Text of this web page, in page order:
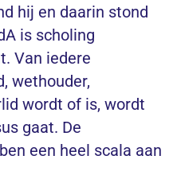
hij en daarin stond
is scholing
Van iedere
wethouder,
wordt of is, wordt
gaat. De
een heel scala aan